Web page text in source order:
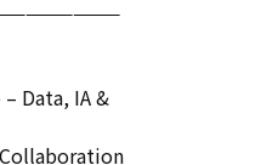
Data, IA &